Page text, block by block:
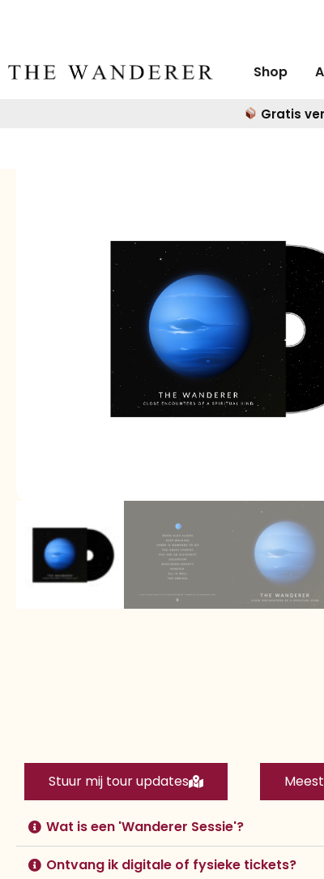
Shop
Gratis
Stuur mij tour updates
Wat is een 'Wanderer Sessie'?
Ontvang ik digitale of fysieke tickets?